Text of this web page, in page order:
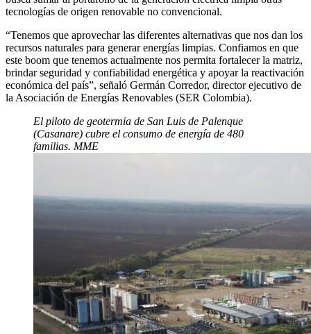
tecnologías de origen renovable no convencional.
“Tenemos que aprovechar las diferentes alternativas que nos dan los
recursos naturales para generar energías limpias. Confiamos en que
este boom que tenemos actualmente nos permita fortalecer la matriz,
brindar seguridad y confiabilidad energética y apoyar la reactivación
económica del país”, señaló Germán Corredor, director ejecutivo de
la Asociación de Energías Renovables (SER Colombia).
El piloto de geotermia de San Luis de Palenque
(Casanare) cubre el consumo de energía de 480
familias. MME